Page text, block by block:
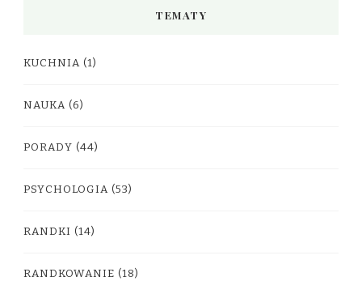
TEMATY
KUCHNIA (1)
NAUKA (6)
PORADY (44)
PSYCHOLOGIA (53)
RANDKI (14)
RANDKOWANIE (18)